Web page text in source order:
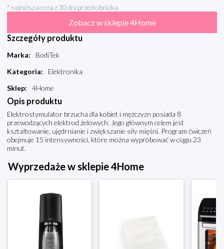
* najniższa cena z 30 dni przed obniżką
Zobacz w sklepie 4Home
Szczegóły produktu
Marka:
BodiTek
Kategoria:
Elektronika
Sklep: 4Home
Opis produktu
Elektrostymulator brzucha dla kobiet i mężczyzn posiada 8
przewodzących elektrod żelowych. Jego głównym celem jest
kształtowanie, ujędrnianie i zwiększanie siły mięśni. Program ćwiczeń
obejmuje 15 intensywności, które można wypróbować w ciągu 23
minut.
Wyprzedaże w sklepie 4Home